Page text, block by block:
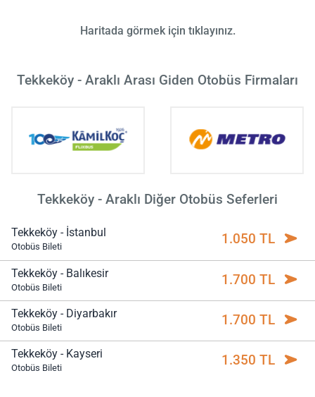
Haritada görmek için tıklayınız.
Tekkeköy - Araklı Arası Giden Otobüs Firmaları
Tekkeköy - Araklı Diğer Otobüs Seferleri
Tekkeköy - İstanbul
Otobüs Bileti 1.050 TL
Tekkeköy - Balıkesir
Otobüs Bileti 1.700 TL
Tekkeköy - Diyarbakır
Otobüs Bileti 1.700 TL
Tekkeköy - Kayseri
Otobüs Bileti 1.350 TL